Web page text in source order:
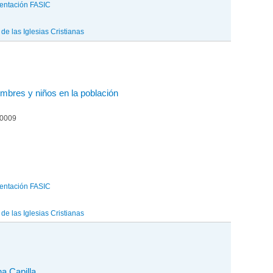
FASIC
las Iglesias Cristianas
y niños en la población
FASIC
las Iglesias Cristianas